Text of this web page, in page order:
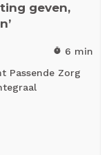
geven,
timer 6 min
Passende Zorg